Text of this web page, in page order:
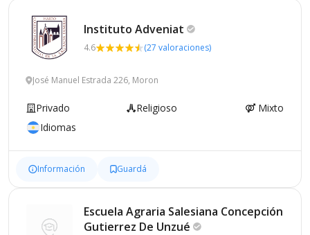
Instituto Adveniat
4.6 (27 valoraciones)
José Manuel Estrada 226, Moron
Privado Religioso
Mixto
Idiomas
Información Guardá
Escuela Agraria Salesiana Concepción
Gutierrez De Unzué